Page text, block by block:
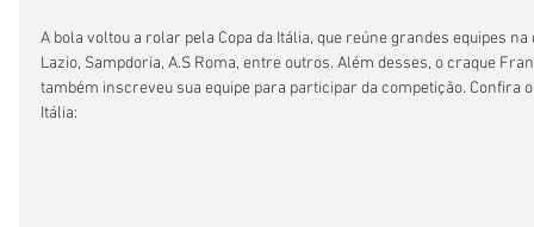
A bola voltou a rolar pela Copa da Itália, que reúne grandes equipes
Lazio, Sampdoria, A.S Roma, entre outros. Além desses, o craque
também inscreveu sua equipe para participar da competição. Confira
Itália: